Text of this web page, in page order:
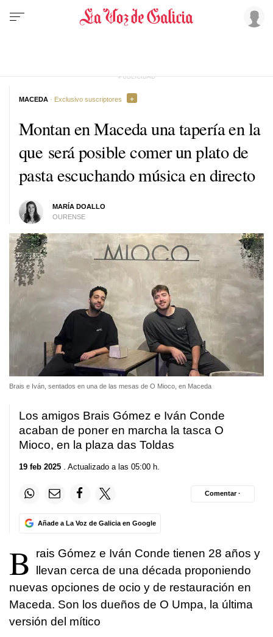
Montan en Maceda una tapería en la
que será posible comer un plato de
pasta escuchando música en directo
MARÍA DOALLO
OURENSE
MACEDA · Exclusivo suscriptores
Brais e Iván, sentados en una de las mesas de O Mioco, en Maceda
Los amigos Brais Gómez e Iván Conde
acaban de poner en marcha la tasca O
Mioco, en la plaza das Toldas
19 feb 2025 . Actualizado a las 05:00 h.
Añade a La Voz de Galicia en Google
Comentar ·
B
rais Gómez e Iván Conde tienen 28 años y
llevan cerca de una década proponiendo
nuevas opciones de ocio y de restauración en
Maceda. Son los dueños de O Umpa, la última
versión del mítico